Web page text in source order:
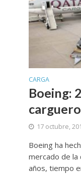
CARGA
Boeing:
17 octubre,
Boeing ha
mercado de la
años, tiempo